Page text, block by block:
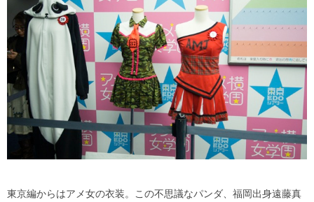
東京編からはアメ女の衣装。この不思議なパンダ、福岡出身遠藤真